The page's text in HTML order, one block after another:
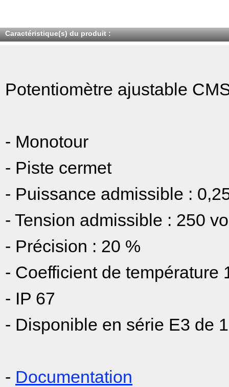
Caractéristique(s) du produit :
Potentiomètre ajustable
- Monotour
- Piste cermet
- Puissance admissible :
- Tension admissible : 250
- Précision : 20 %
- Coefficient de température
- IP 67
- Disponible en série E3 de
- Documentation